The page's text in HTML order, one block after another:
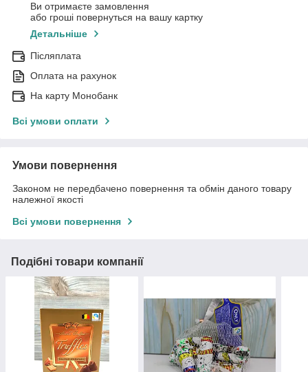
Ви отримаєте замовлення
або гроші повернуться на вашу картку
Детальніше
Післяплата
Оплата на рахунок
На карту Монобанк
Всі умови оплати
Умови повернення
Законом не передбачено повернення та обмін даного товару
належної якості
Всі умови повернення
Подібні товари компанії